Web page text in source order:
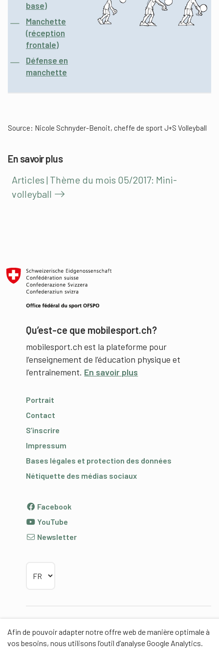
Afin de pouvoir adapter notre offre web de manière optimale à
vos besoins, nous utilisons l’outil d’analyse Google Analytics.
base)
Manchette
(réception
frontale)
Défense en
manchette
Source: Nicole Schnyder-Benoit, cheffe de sport J+S Volleyball
En savoir plus
Articles | Thème du mois 05/2017: Mini-
volleyball
Qu’est-ce que mobilesport.ch?
mobilesport.ch est la plateforme pour
l’enseignement de l’éducation physique et
l’entraînement. En savoir plus
Portrait
Contact
S’inscrire
Impressum
Bases légales et protection des données
Nétiquette des médias sociaux
Facebook
YouTube
Newsletter